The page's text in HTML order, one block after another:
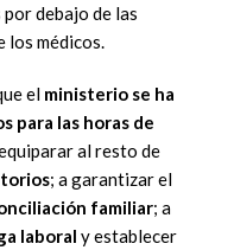
debajo de las
los médicos.
el ministerio se ha
para las horas de
al resto de
; a garantizar el
familiar; a
laboral y establecer